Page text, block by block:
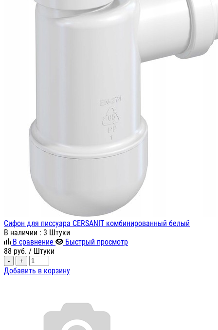
Сифон для писсуара CERSANIT комбинированный белый
В наличии : 3 Штуки
В сравнение
Быстрый просмотр
88 руб. / Штуки
- +
Добавить в корзину